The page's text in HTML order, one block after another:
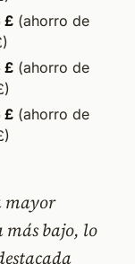
£ (ahorro de
£ (ahorro de
£ (ahorro de
mayor
más bajo, lo